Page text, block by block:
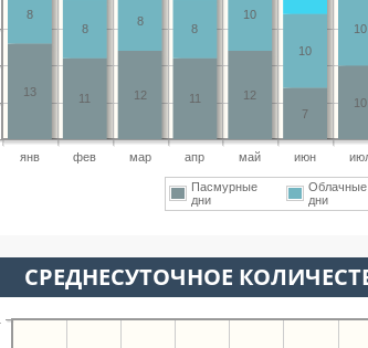
янв фев мар апр май июн
10
7
12
11
12
11
13
10
10
10
8
8
8
8
Пасмурные
дни
Облачные
дни
СРЕДНЕСУТОЧНОЕ